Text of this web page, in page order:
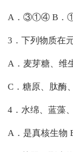
A．③①④ B
3．下列物质在
A．麦芽糖、维
C．糖原、肽酶
4．水绵、蓝藻
A．是真核生物